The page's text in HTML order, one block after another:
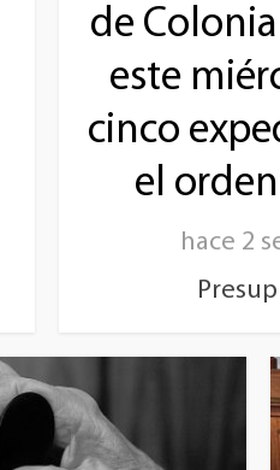
de
este
cinco
el
hace 2